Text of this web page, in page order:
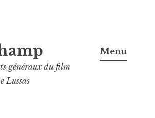
généraux du film
Lussas
Menu